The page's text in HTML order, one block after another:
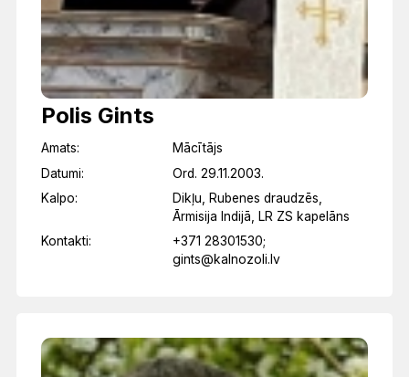
Polis Gints
Amats:
Mācītājs
Datumi:
Ord. 29.11.2003.
Kalpo:
Dikļu, Rubenes draudzēs,
Ārmisija Indijā, LR ZS kapelāns
Kontakti:
+371 28301530;
gints@kalnozoli.lv